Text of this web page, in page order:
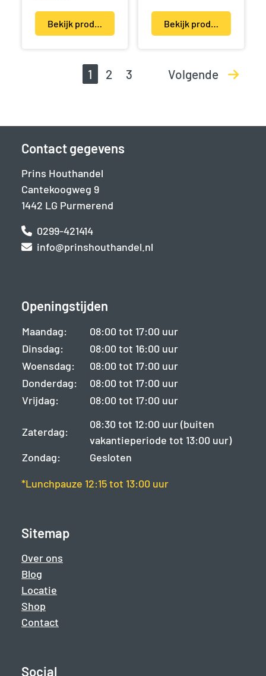
1 2 3 Volgende
Contact gegevens
Prins Houthandel
Cantekoogweg 9
1442 LG Purmerend
0299-421414
info@prinshouthandel.nl
Openingstijden
Maandag:
08:00 tot 17:00 uur
Dinsdag:
08:00 tot 16:00 uur
Woensdag:
08:00 tot 17:00 uur
Donderdag:
08:00 tot 17:00 uur
Vrijdag:
08:00 tot 17:00 uur
Zaterdag:
08:30 tot 12:00 uur (buiten
vakantieperiode tot 13:00 uur)
Zondag:
Gesloten
*Lunchpauze 12:15 tot 13:00 uur
Sitemap
Over ons
Blog
Locatie
Shop
Contact
Social